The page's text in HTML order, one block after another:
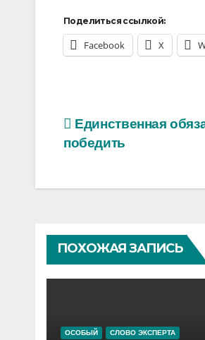
Поделиться ссылкой:
Facebook X
Навигация
записям
Единственная
победить
ПОХОЖАЯ ЗАПИСЬ
ОСОБЫЙ СЛОВО ЭКСПЕРТА